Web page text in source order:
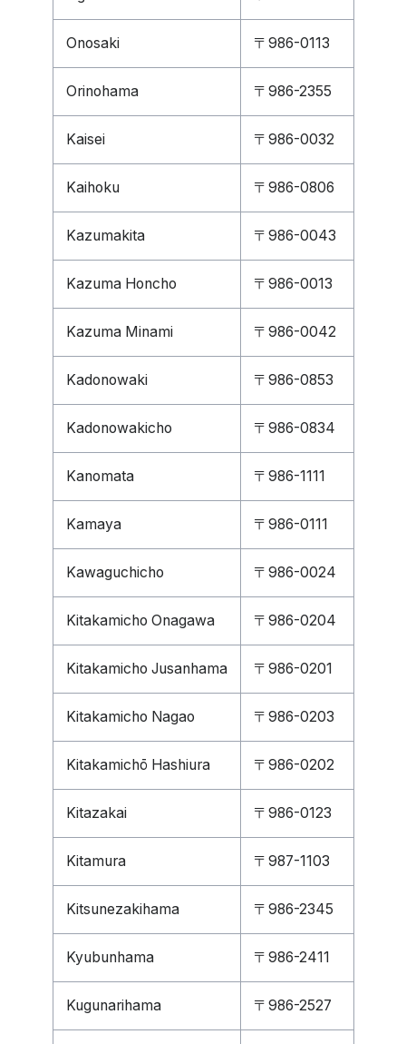
Onosaki 〒986-0113
Orinohama 〒986-2355
Kaisei 〒986-0032
Kaihoku 〒986-0806
Kazumakita 〒986-0043
Kazuma Honcho 〒986-0013
Kazuma Minami 〒986-0042
Kadonowaki 〒986-0853
Kadonowakicho 〒986-0834
Kanomata 〒986-1111
Kamaya 〒986-0111
Kawaguchicho 〒986-0024
Kitakamicho Onagawa 〒986-0204
Kitakamicho Jusanhama 〒986-0201
Kitakamicho Nagao 〒986-0203
Kitakamichō Hashiura 〒986-0202
Kitazakai 〒986-0123
Kitamura 〒987-1103
Kitsunezakihama 〒986-2345
Kyubunhama 〒986-2411
Kugunarihama 〒986-2527